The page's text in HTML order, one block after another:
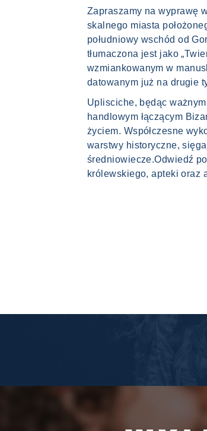
Zapraszamy na wyprawę
skalnego miasta
południowy wschód od
tłumaczona jest jako
wzmiankowanym w
datowanym już na drugie
Uplisciche, będąc
handlowym łączącym
życiem. Współczesne
warstwy historyczne,
średniowiecze.Odwiedź
królewskiego, apteki oraz